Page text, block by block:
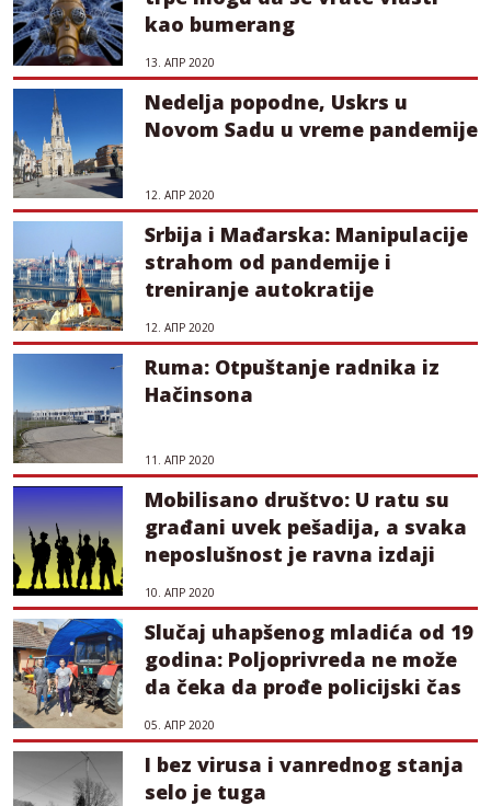
kao bumerang
13. АПР 2020
Nedelja popodne, Uskrs u
Novom Sadu u vreme pandemije
12. АПР 2020
Srbija i Mađarska: Manipulacije
strahom od pandemije i
treniranje autokratije
12. АПР 2020
Ruma: Otpuštanje radnika iz
Hačinsona
11. АПР 2020
Mobilisano društvo: U ratu su
građani uvek pešadija, a svaka
neposlušnost je ravna izdaji
10. АПР 2020
Slučaj uhapšenog mladića od 19
godina: Poljoprivreda ne može
da čeka da prođe policijski čas
05. АПР 2020
I bez virusa i vanrednog stanja
selo je tuga